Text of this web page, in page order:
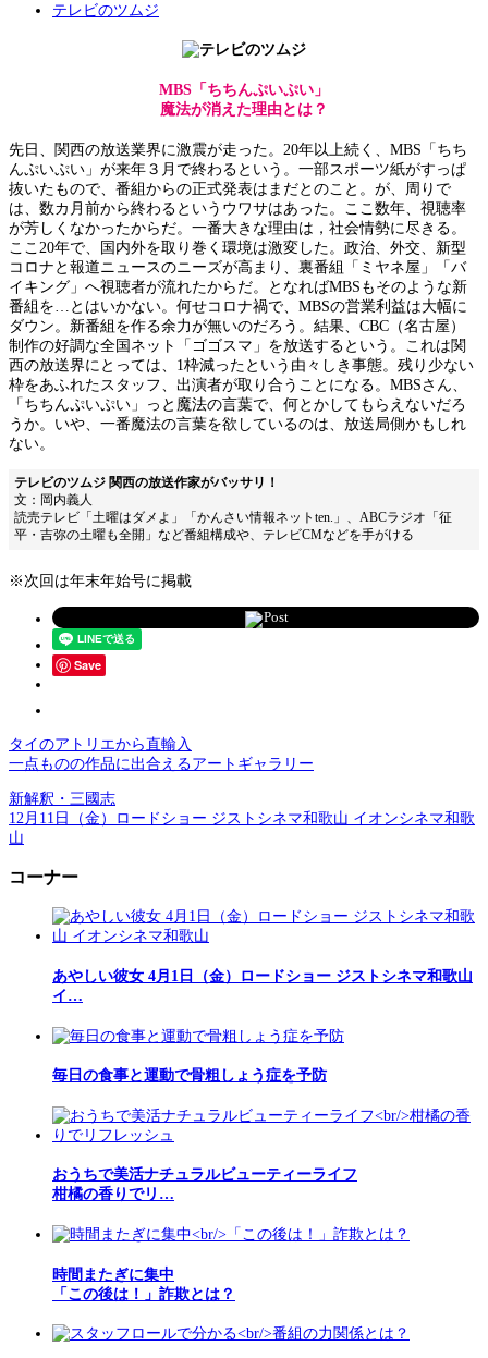
テレビのツムジ
MBS「ちちんぷいぷい」
魔法が消えた理由とは？
先日、関西の放送業界に激震が走った。20年以上続く、MBS「ちち
んぷいぷい」が来年３月で終わるという。一部スポーツ紙がすっぱ
抜いたもので、番組からの正式発表はまだとのこと。が、周りで
は、数カ月前から終わるというウワサはあった。ここ数年、視聴率
が芳しくなかったからだ。一番大きな理由は，社会情勢に尽きる。
ここ20年で、国内外を取り巻く環境は激変した。政治、外交、新型
コロナと報道ニュースのニーズが高まり、裏番組「ミヤネ屋」「バ
イキング」へ視聴者が流れたからだ。となればMBSもそのような新
番組を…とはいかない。何せコロナ禍で、MBSの営業利益は大幅に
ダウン。新番組を作る余力が無いのだろう。結果、CBC（名古屋）
制作の好調な全国ネット「ゴゴスマ」を放送するという。これは関
西の放送界にとっては、1枠減ったという由々しき事態。残り少ない
枠をあふれたスタッフ、出演者が取り合うことになる。MBSさん、
「ちちんぷいぷい」っと魔法の言葉で、何とかしてもらえないだろ
うか。いや、一番魔法の言葉を欲しているのは、放送局側かもしれ
ない。
テレビのツムジ 関西の放送作家がバッサリ！
文：岡内義人
読売テレビ「土曜はダメよ」「かんさい情報ネットten.」、ABCラジオ「征
平・吉弥の土曜も全開」など番組構成や、テレビCMなどを手がける
※次回は年末年始号に掲載
Post
Save
タイのアトリエから直輸入
一点ものの作品に出合えるアートギャラリー
新解釈・三國志
12月11日（金）ロードショー ジストシネマ和歌山 イオンシネマ和歌
山
コーナー
あやしい彼女 4月1日（金）ロードショー ジストシネマ和歌山
イ…
毎日の食事と運動で骨粗しょう症を予防
おうちで美活ナチュラルビューティーライフ
柑橘の香りでリ…
時間またぎに集中
「この後は！」詐欺とは？